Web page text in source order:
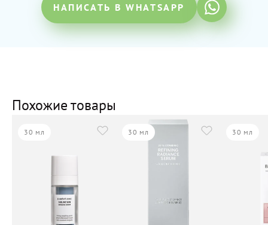
НАПИСАТЬ В WHATSAPP
Похожие товары
30 мл 30 мл 30 мл